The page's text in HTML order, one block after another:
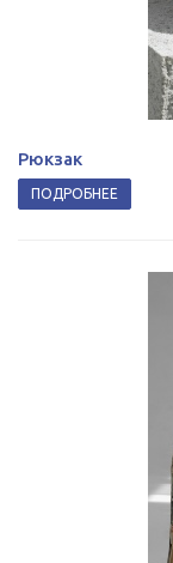
Рюкзак
ПОДРОБНЕЕ